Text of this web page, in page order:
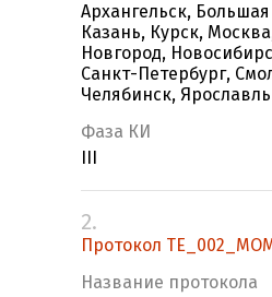
Архангельск,
Казань, Курск,
Новгород,
Санкт-Петербург,
Челябинск, Ярославль
Фаза КИ
2.
Протокол
Название протокола